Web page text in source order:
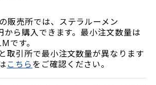
販売所では、ステラルーメン
から購入できます。最小注文数量は
です。
取引所で最小注文数量が異なります
こちらをご確認ください。